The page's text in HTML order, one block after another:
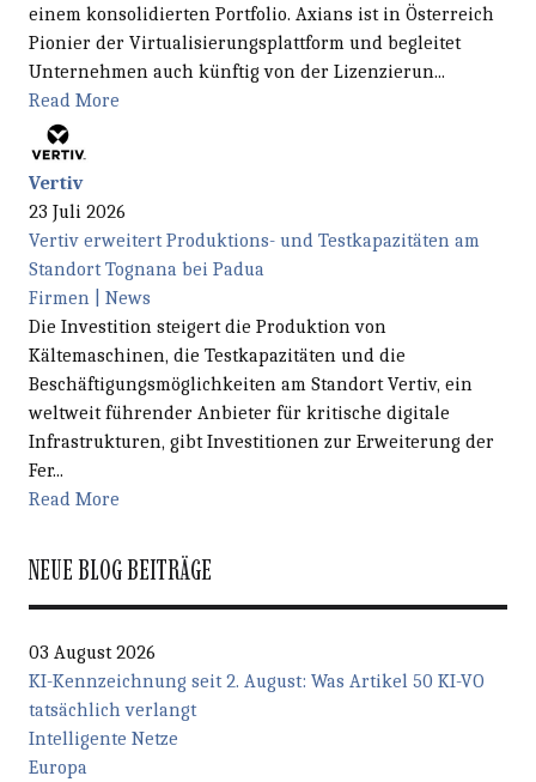
einem konsolidierten Portfolio. Axians ist in Österreich
Pionier der Virtualisierungsplattform und begleitet
Unternehmen auch künftig von der Lizenzierun...
Read More
Vertiv
23 Juli 2026
Vertiv erweitert Produktions- und Testkapazitäten am
Standort Tognana bei Padua
Firmen | News
Die Investition steigert die Produktion von
Kältemaschinen, die Testkapazitäten und die
Beschäftigungsmöglichkeiten am Standort Vertiv, ein
weltweit führender Anbieter für kritische digitale
Infrastrukturen, gibt Investitionen zur Erweiterung der
Fer...
Read More
NEUE BLOG BEITRÄGE
03 August 2026
KI-Kennzeichnung seit 2. August: Was Artikel 50 KI-VO
tatsächlich verlangt
Intelligente Netze
Europa